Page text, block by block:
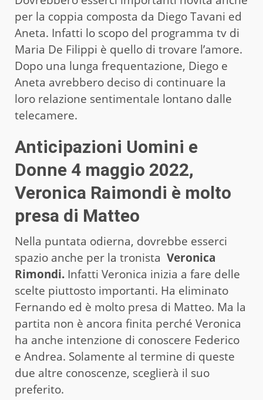
per la coppia composta da Diego Tavani ed
Aneta. Infatti lo scopo del programma tv di
Maria De Filippi è quello di trovare l’amore.
Dopo una lunga frequentazione, Diego e
Aneta avrebbero deciso di continuare la
loro relazione sentimentale lontano dalle
telecamere.
Anticipazioni Uomini e
Donne 4 maggio 2022,
Veronica Raimondi è molto
presa di Matteo
Nella puntata odierna, dovrebbe esserci
spazio anche per la tronista Veronica
Rimondi. Infatti Veronica inizia a fare delle
scelte piuttosto importanti. Ha eliminato
Fernando ed è molto presa di Matteo. Ma la
partita non è ancora finita perché Veronica
ha anche intenzione di conoscere Federico
e Andrea. Solamente al termine di queste
due altre conoscenze, sceglierà il suo
preferito.